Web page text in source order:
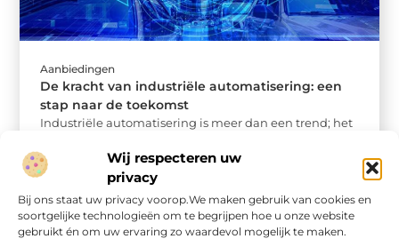
Wij respecteren uw
privacy
Bij ons staat uw privacy voorop.We maken gebruik van cookies en
soortgelijke technologieën om te begrijpen hoe u onze website
gebruikt én om uw ervaring zo waardevol mogelijk te maken.
Aanbiedingen
De kracht van industriële automatisering: een
stap naar de toekomst
Industriële automatisering is meer dan een trend; het
functioneren drastisch verandert. In ...